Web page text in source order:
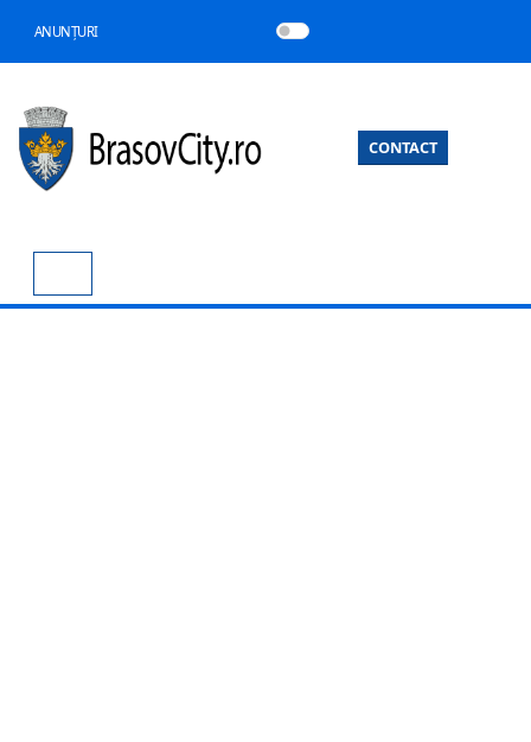
ANUNȚURI
CONTACT